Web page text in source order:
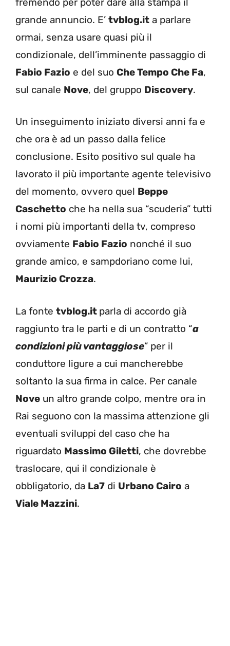
grande annuncio. E’ tvblog.it a parlare
ormai, senza usare quasi più il
condizionale, dell’imminente passaggio di
Fabio Fazio e del suo Che Tempo Che Fa,
sul canale Nove, del gruppo Discovery.
Un inseguimento iniziato diversi anni fa e
che ora è ad un passo dalla felice
conclusione. Esito positivo sul quale ha
lavorato il più importante agente televisivo
del momento, ovvero quel Beppe
Caschetto che ha nella sua “scuderia” tutti
i nomi più importanti della tv, compreso
ovviamente Fabio Fazio nonché il suo
grande amico, e sampdoriano come lui,
Maurizio Crozza.
La fonte tvblog.it parla di accordo già
raggiunto tra le parti e di un contratto “a
condizioni più vantaggiose” per il
conduttore ligure a cui mancherebbe
soltanto la sua firma in calce. Per canale
Nove un altro grande colpo, mentre ora in
Rai seguono con la massima attenzione gli
eventuali sviluppi del caso che ha
riguardato Massimo Giletti, che dovrebbe
traslocare, qui il condizionale è
obbligatorio, da La7 di Urbano Cairo a
Viale Mazzini.